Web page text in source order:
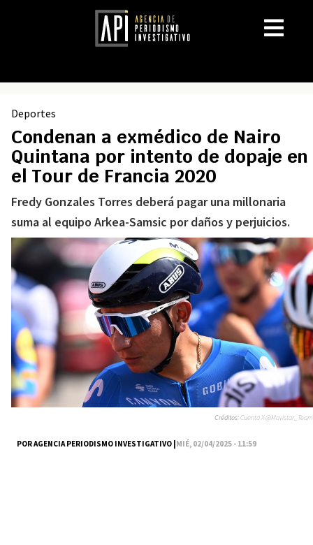
Deportes
Condenan a exmédico de Nairo
Quintana por intento de dopaje en
el Tour de Francia 2020
Fredy Gonzales Torres deberá pagar una millonaria
suma al equipo Arkea-Samsic por daños y perjuicios.
POR AGENCIA PERIODISMO INVESTIGATIVO |MIÉ, 02/04/2025 - 11:59
Créditos:Cuenta X @Movistar_Team